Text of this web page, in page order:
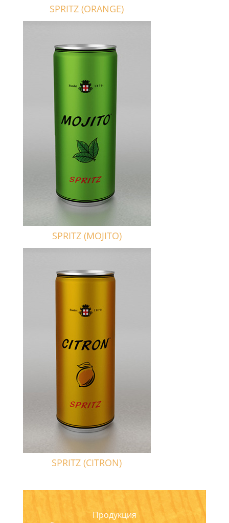
SPRITZ (ORANGE)
SPRITZ (MOJITO)
SPRITZ (CITRON)
Продукция